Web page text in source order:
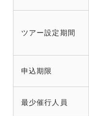
ツアー設定期間
申込期限
最少催行人員